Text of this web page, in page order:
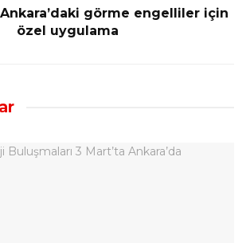
Ankara’daki görme engelliler için
özel uygulama